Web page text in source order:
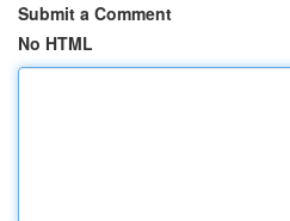
Submit a Comment
No HTML